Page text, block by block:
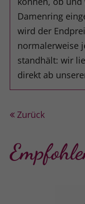
Damenring
wird der
normalerweise
standhält: wir
direkt ab
Zurück